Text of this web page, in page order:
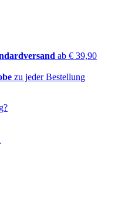
ab € 39,90
zu jeder Bestellung